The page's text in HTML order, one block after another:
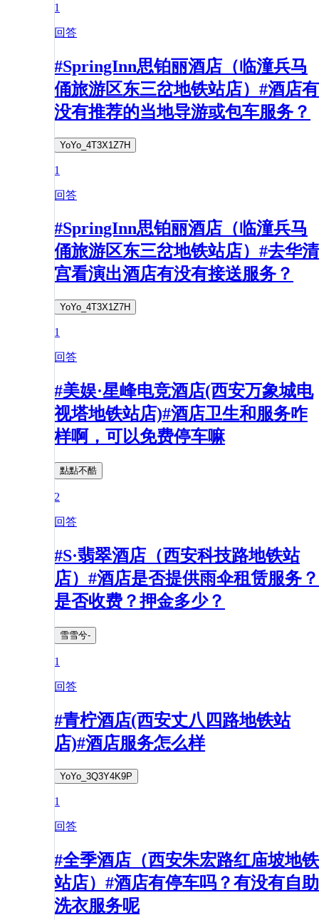
1
回答
#SpringInn思铂丽酒店（临潼兵马
俑旅游区东三岔地铁站店）#酒店有
没有推荐的当地导游或包车服务？
YoYo_4T3X1Z7H
1
回答
#SpringInn思铂丽酒店（临潼兵马
俑旅游区东三岔地铁站店）#去华清
宫看演出酒店有没有接送服务？
YoYo_4T3X1Z7H
1
回答
#美娱·星峰电竞酒店(西安万象城电
视塔地铁站店)#酒店卫生和服务咋
样啊，可以免费停车嘛
點點不酷
2
回答
#S·翡翠酒店（西安科技路地铁站
店）#酒店是否提供雨伞租赁服务？
是否收费？押金多少？
雪雪兮-
1
回答
#青柠酒店(西安丈八四路地铁站
店)#酒店服务怎么样
YoYo_3Q3Y4K9P
1
回答
#全季酒店（西安朱宏路红庙坡地铁
站店）#酒店有停车吗？有没有自助
洗衣服务呢